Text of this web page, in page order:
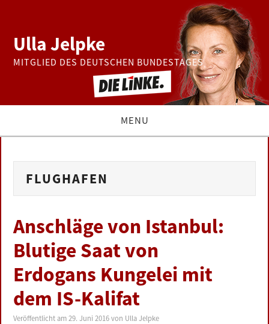
Ulla Jelpke
MITGLIED DES DEUTSCHEN BUNDESTAGES
MENU
BUNDESTAG
ZUR PERSON
LINKS
DATENSCHUTZERKLÄRUNG
FLUGHAFEN
Anschläge von Istanbul:
Blutige Saat von
Erdogans Kungelei mit
dem IS-Kalifat
Veröffentlicht am29. Juni 2016 von Ulla Jelpke